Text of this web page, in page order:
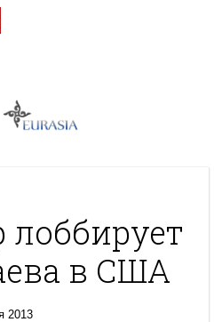
лоббирует
в США
2013